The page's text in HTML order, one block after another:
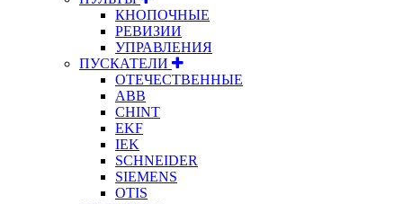
КНОПОЧНЫЕ
РЕВИЗИИ
УПРАВЛЕНИЯ
ПУСКАТЕЛИ
ОТЕЧЕСТВЕННЫЕ
ABB
CHINT
EKF
IEK
SCHNEIDER
SIEMENS
OTIS